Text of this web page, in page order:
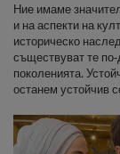
Ние имаме
и на аспекти на
историческо
съществуват те по-
поколенията.
останем устойчив